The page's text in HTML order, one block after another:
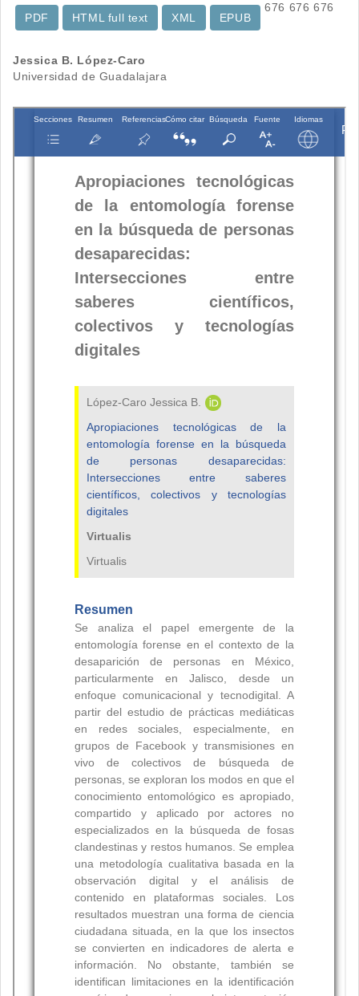
676
PDF
676
HTML full text
XML
676
EPUB
Contenido
del
artículo
Jessica B. López-Caro
Universidad de Guadalajara